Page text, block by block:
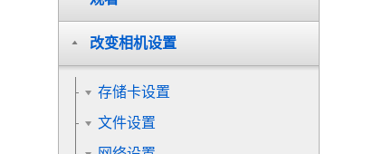
改变相机设置
存储卡设置
文件设置